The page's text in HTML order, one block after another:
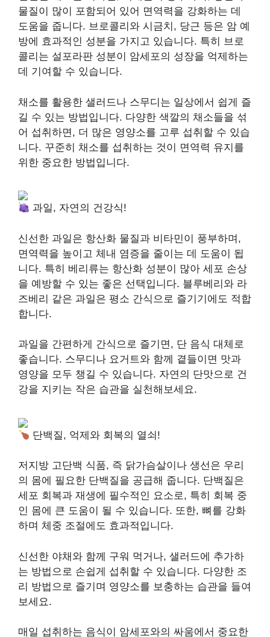
물질이 많이 포함되어 있어 면역력을 강화하는 데
도움을 줍니다. 브로콜리와 시금치, 당근 등은 암 예
방에 효과적인 성분을 가지고 있습니다. 특히 브로
콜리는 설포라판 성분이 암세포의 성장을 억제하는
데 기여할 수 있습니다.
채소를 활용한 샐러드나 스무디는 일상에서 쉽게 즐
길 수 있는 방법입니다. 다양한 색깔의 채소들을 섞
어 섭취하면, 더 많은 영양소를 고루 섭취할 수 있습
니다. 꾸준히 채소를 섭취하는 것이 면역력 유지를
위한 중요한 방법입니다.
과일, 자연의 건강식!
신선한 과일은 항산화 물질과 비타민이 풍부하며,
면역력을 높이고 체내 염증을 줄이는 데 도움이 됩
니다. 특히 베리류는 항산화 성분이 많아 세포 손상
을 예방할 수 있는 좋은 선택입니다. 블루베리와 라
즈베리 같은 과일은 평소 간식으로 즐기기에도 적합
합니다.
과일을 간편하게 간식으로 즐기면, 단 음식 대체로
좋습니다. 스무디나 요거트와 함께 곁들이면 맛과
영양을 모두 챙길 수 있습니다. 자연의 단맛으로 건
강을 지키는 작은 습관을 실천해보세요.
단백질, 억제와 회복의 열쇠!
저지방 고단백 식품, 즉 닭가슴살이나 생선은 우리
의 몸에 필요한 단백질을 공급해 줍니다. 단백질은
세포 회복과 재생에 필수적인 요소로, 특히 회복 중
인 몸에 큰 도움이 될 수 있습니다. 또한, 뼈를 강화
하며 체중 조절에도 효과적입니다.
신선한 야채와 함께 구워 먹거나, 샐러드에 추가하
는 방법으로 손쉽게 섭취할 수 있습니다. 다양한 조
리 방법으로 즐기며 영양소를 보충하는 습관을 들여
보세요.
매일 섭취하는 음식이 암세포와의 싸움에서 중요한